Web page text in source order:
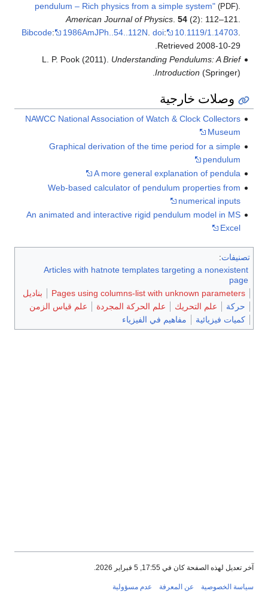
pendulum – Rich physics from a simple system" (PDF).
American Journal of Physics. 54(2): 112–121.
Bibcode: 1986AmJPh..54..112N doi: 10.1119/1.14703
Retrieved 2008-10-29
L. P. Pook (2011). Understanding Pendulums: A Brief
Introduction (Springer).
وصلات خارجية
NAWCC National Association of Watch & Clock Collectors
Museum
Graphical derivation of the time period for a simple
pendulum
A more general explanation of pendula
Web-based calculator of pendulum properties from
numerical inputs
An animated and interactive rigid pendulum model in MS
Excel
تصنيفات:
Articles with hatnote templates targeting a nonexistent
page
Pages using columns-list with unknown parameters
بناديل
حركة
علم التحريك علم الحركة المجردة
علم قياس الزمن
كميات فيزيائية
مفاهيم في الفيزياء
آخر تعديل لهذه الصفحة كان في 17:55, 5 فبراير 2026.
سياسة الخصوصية عن المعرفة عدم مسؤولية